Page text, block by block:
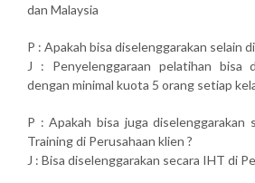
dan Malaysia
P : Apakah bisa diselenggarakan selain
J : Penyelenggaraan pelatihan bisa
dengan minimal kuota 5 orang setiap
P : Apakah bisa juga diselenggarakan
Training di Perusahaan klien ?
J : Bisa diselenggarakan secara IHT di